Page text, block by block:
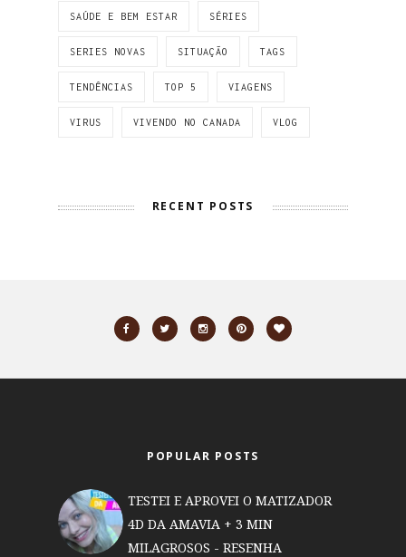
SAÚDE E BEM ESTAR SÉRIES
SERIES NOVAS SITUAÇÃO TAGS
TENDÊNCIAS TOP 5 VIAGENS
VIRUS VIVENDO NO CANADA VLOG
RECENT POSTS
POPULAR POSTS
TESTEI E APROVEI O MATIZADOR
4D DA AMAVIA + 3 MIN
MILAGROSOS - RESENHA